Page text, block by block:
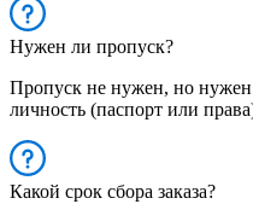
Нужен ли пропуск?
Пропуск не нужен, но
личность (паспорт или
Какой срок сбора заказа?